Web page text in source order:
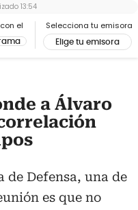
el Selecciona tu emisora
Elige tu emisora
13:54
a Álvaro
de Defensa, una de
es que no